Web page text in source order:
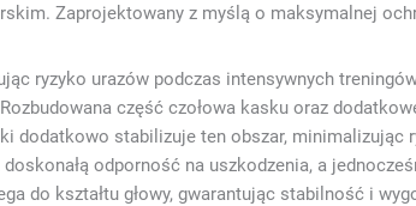
Zaprojektowany z myślą o maksymalnej
ryzyko urazów podczas intensywnych
część czołowa kasku oraz
dodatkowo stabilizuje ten obszar, minimalizując
odporność na uszkodzenia, a
do kształtu głowy, gwarantując stabilność i